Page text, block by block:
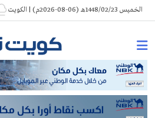
Skip
to
الخميس 1448/02/23هـ (06-08-2026م) | الكويت